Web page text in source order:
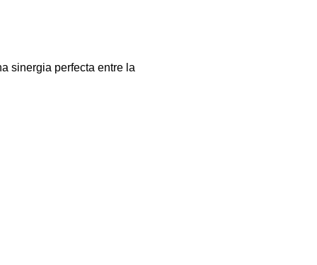
sinergia perfecta entre la